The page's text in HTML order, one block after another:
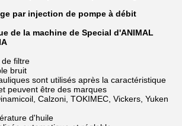
par injection de pompe à débit
de la machine de Special d'ANIMAL
de filtre
bruit
sont utilisés après la caractéristique
peuvent être des marques
Calzoni, TOKIMEC, Vickers, Yuken
d'huile